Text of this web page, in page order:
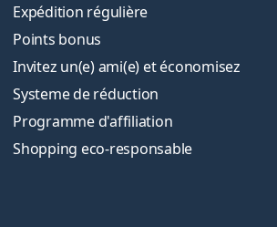
Expédition régulière
Points bonus
Invitez un(e) ami(e) et économisez
Systeme de réduction
Programme d'affiliation
Shopping eco-responsable